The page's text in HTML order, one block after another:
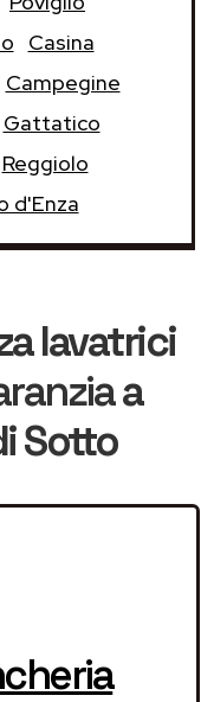
Casina
Campegine
Gattatico
Reggiolo
d'Enza
lavatrici
a
Sotto